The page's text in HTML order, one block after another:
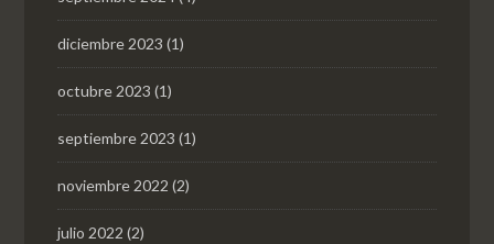
diciembre 2023 (1)
octubre 2023 (1)
septiembre 2023 (1)
noviembre 2022 (2)
julio 2022 (2)